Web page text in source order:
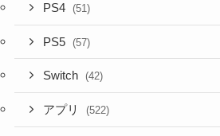
PS4 (51)
PS5 (57)
Switch (42)
アプリ (522)